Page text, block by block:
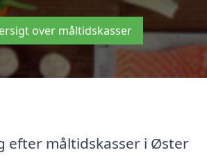
over måltidskasser
efter måltidskasser i Øster